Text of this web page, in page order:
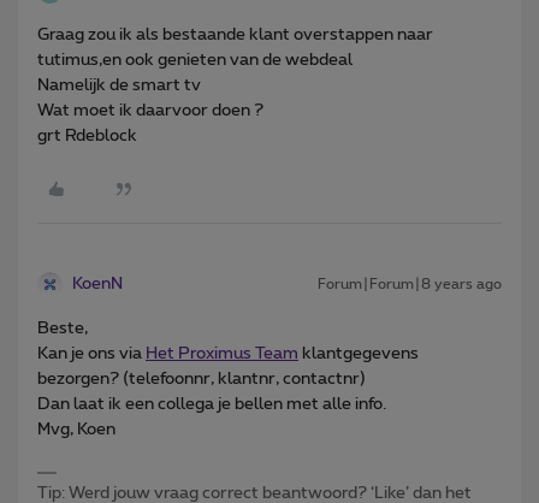
Graag zou ik als bestaande klant overstappen naar
tutimus,en ook genieten van de webdeal
Namelijk de smart tv
Wat moet ik daarvoor doen ?
grt Rdeblock
KoenN Forum|Forum|8 years ago
Beste,
Kan je ons via Het Proximus Team klantgegevens
bezorgen? (telefoonnr, klantnr, contactnr)
Dan laat ik een collega je bellen met alle info.
Mvg, Koen
Tip: Werd jouw vraag correct beantwoord? ‘Like’ dan het